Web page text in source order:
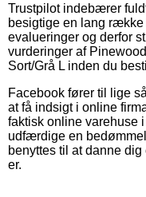
Trustpilot indebærer
besigtige en lang
evalueringer og derfor
vurderinger af
Sort/Grå L inden du
Facebook fører til lige
at få indsigt i online
faktisk online varehuse
udfærdige en
benyttes til at danne
er.